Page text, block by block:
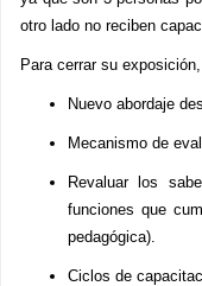
otro lado no reciben
Para cerrar su
Nuevo abordaje
Mecanismo de
Revaluar los
funciones que
pedagógica).
Ciclos de